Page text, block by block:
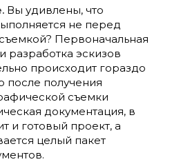
Вы удивлены, что
не перед
Первоначальная
разработка эскизов
происходит гораздо
получения
съемки
документация, в
и готовый проект, а
целый пакет